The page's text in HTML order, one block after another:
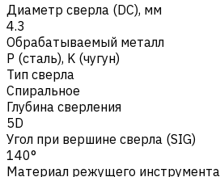
Диаметр сверла (DC), мм
4.3
Обрабатываемый металл
Р (сталь), K (чугун)
Тип сверла
Спиральное
Глубина сверления
5D
Угол при вершине сверла (SIG)
140°
Материал режущего инструмента